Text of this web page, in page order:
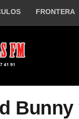
FRONTERA
Bunny